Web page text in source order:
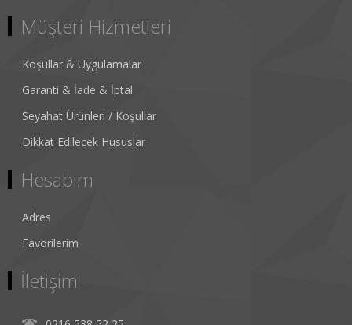
Müşteri Hizmetleri
Koşullar & Uygulamalar
Garanti & İade & İptal
Seyahat Ürünleri / Koşullar
Dikkat Edilecek Hususlar
Hesabım
Adres
Favorilerim
İletişim